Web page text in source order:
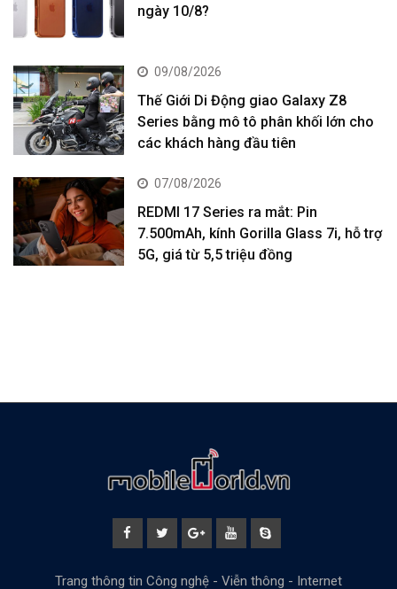
ngày 10/8?
09/08/2026
Thế Giới Di Động giao Galaxy Z8
Series bằng mô tô phân khối lớn cho
các khách hàng đầu tiên
07/08/2026
REDMI 17 Series ra mắt: Pin
7.500mAh, kính Gorilla Glass 7i, hỗ trợ
5G, giá từ 5,5 triệu đồng
Trang thông tin Công nghệ - Viễn thông - Internet